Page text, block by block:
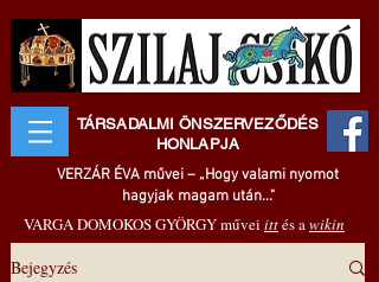
TÁRSADALMI ÖNSZERVEZŐDÉS
HONLAPJA
VERZÁR ÉVA művei – „Hogy valami nyomot
hagyjak magam után..."
VARGA DOMOKOS GYÖRGY művei ittés awikin
Bejegyzés